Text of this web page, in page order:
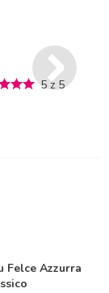
5 z 5
Felce Azzurra